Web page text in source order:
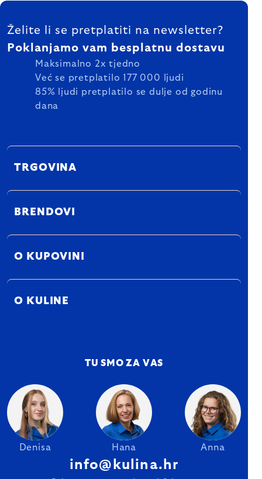
FOOTER
Želite li se pretplatiti na newsletter?
Poklanjamo vam besplatnu dostavu
Maksimalno 2x tjedno
Već se pretplatilo 177 000 ljudi
85% ljudi pretplatilo se dulje od godinu
dana
TRGOVINA
BRENDOVI
O KUPOVINI
O KULINE
TU SMO ZA VAS
Denisa Hana Anna
info@kulina.hr